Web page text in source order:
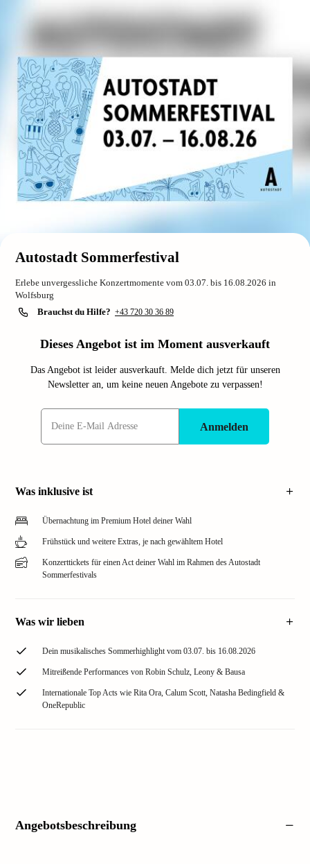
Autostadt Sommerfestival
Erlebe unvergessliche Konzertmomente vom 03.07. bis 16.08.2026 in
Wolfsburg
Brauchst du Hilfe? +43 720 30 36 89
Dieses Angebot ist im Moment ausverkauft
Das Angebot ist leider ausverkauft. Melde dich jetzt für unseren
Newsletter an, um keine neuen Angebote zu verpassen!
Anmelden
Was inklusive ist
Übernachtung im Premium Hotel deiner Wahl
Frühstück und weitere Extras, je nach gewähltem Hotel
Konzerttickets für einen Act deiner Wahl im Rahmen des Autostadt
Sommerfestivals
Was wir lieben
Dein musikalisches Sommerhighlight vom 03.07. bis 16.08.2026
Mitreißende Performances von Robin Schulz, Leony & Bausa
Internationale Top Acts wie Rita Ora, Calum Scott, Natasha Bedingfield &
OneRepublic
Angebotsbeschreibung